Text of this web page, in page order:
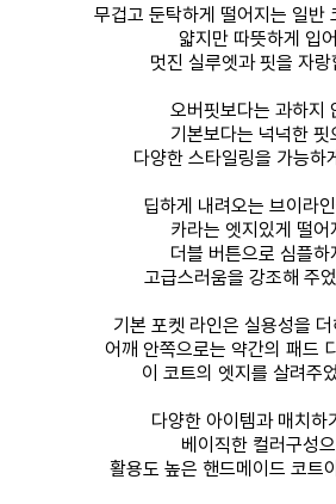
무겁고 둔탁하게 떨어지는 일반
얇지만 따뜻하게 입
멋진 실루엣과 핏을 자랑
오버핏보다는 과하지
기본보다는 넉넉한 핏
다양한 스타일링을 가능하
딥하게 내려오는 브이라
카라는 엣지있게 떨어
더블 버튼으로 심플하
고급스러움을 강조해 주
기본 포켓 라인은 실용성을
어깨 안쪽으로는 약간의 패드
이 코트의 엣지를 살려주
다양한 아이템과 매치하
베이직한 컬러구성
활용도 높은 핸드메이드 코트